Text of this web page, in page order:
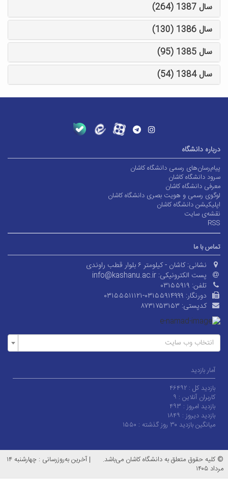
سال 1387 (264)
سال 1386 (130)
سال 1385 (95)
سال 1384 (54)
درباره دانشگاه
پیام‌رسان‌های رسمی دانشگاه کاشان
سرود دانشگاه کاشان
معرفی دانشگاه کاشان
لوگوی رسمی و هویت بصری دانشگاه کاشان
اپلیکیشن دانشگاه کاشان
نقشه‌ی سایت
RSS
تماس با ما
نشانی: کاشان - کیلومتر ۶ بلوار قطب راوندی
پست الکترونیکی: info@kashanu.ac.ir
تلفن: ۰۳۱۵۵۹۱۹
دورنگار: ۰۳۱۵۵۵۱۱۱۲۱-۰۳۱۵۵۹۱۴۹۹۹
کدپستی: ۸۷۳۱۷۵۳۱۵۳
انتخاب وب سایت
آمار بازدید
بازدید کل : ۴۶۴۹۲
کاربران آنلاین : ۹
بازدید امروز : ۴۹۳
بازدید دیروز : ۱۸۴۹
میانگین بازدید ۳۰ روز گذشته :
۱۵۵۰
© کلیه حقوق متعلق به دانشگاه کاشان می‌باشد. |
آخرین به‌روزرسانی : چهارشنبه ۱۴
مرداد ۱۴۰۵